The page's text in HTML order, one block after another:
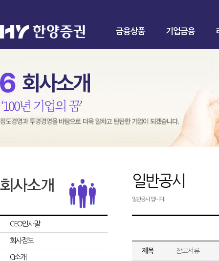
금융상품 기업금융
CEO인사말
회사정보
CI소개
일반공시
일반공시 입니다.
제목 참고서류